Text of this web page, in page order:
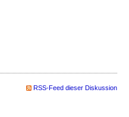
RSS-Feed dieser Diskussion